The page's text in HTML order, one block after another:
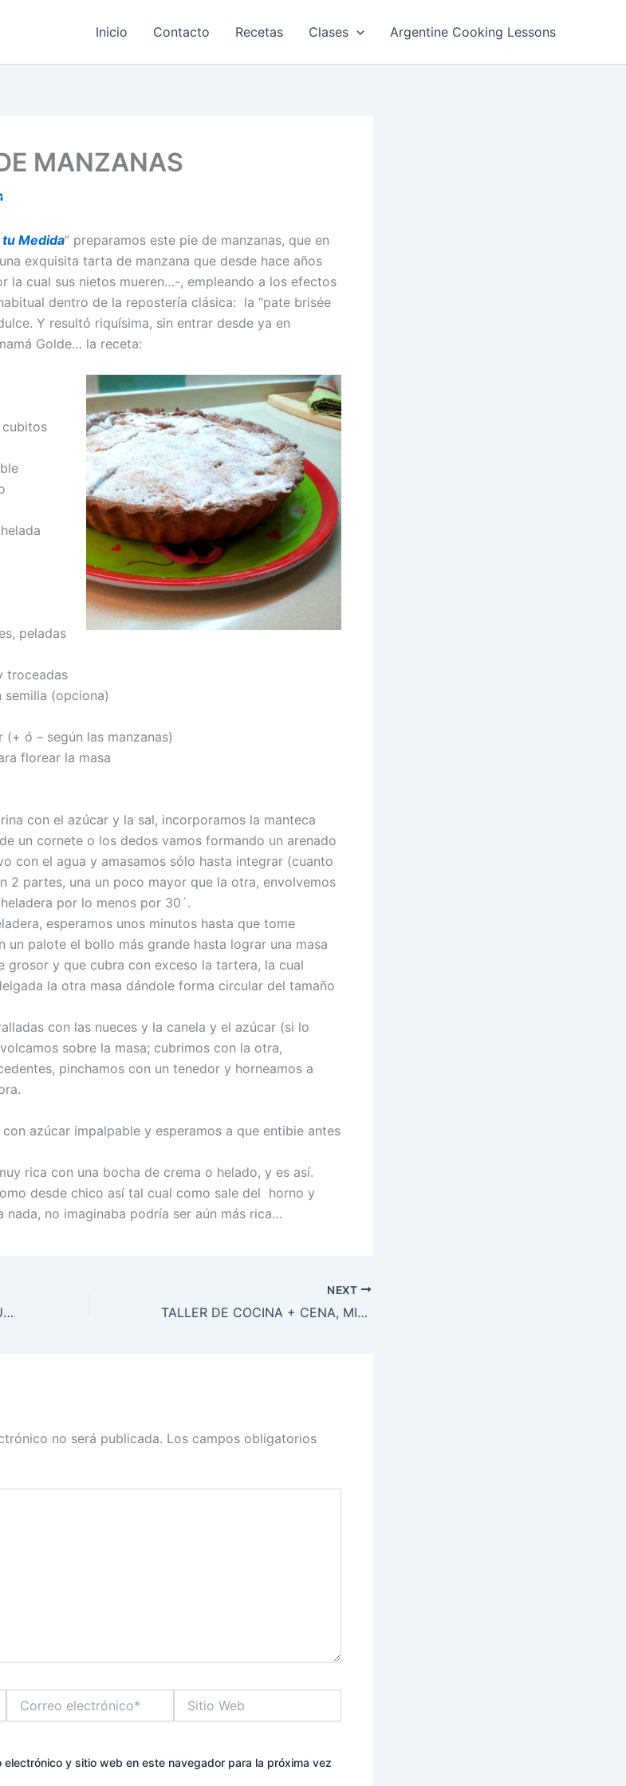
Inicio Contacto Recetas Clases Argentine Cooking Lessons
MANZANAS
tu Medida” preparamos este pie de manzanas, que en
exquisita tarta de manzana que desde hace años
la cual sus nietos mueren…-, empleando a los efectos
dentro de la repostería clásica: la “pate brisée
Y resultó riquísima, sin entrar desde ya en
Golde… la receta:
cubitos
peladas
troceadas
(opciona)
ó – según las manzanas)
florear la masa
con el azúcar y la sal, incorporamos la manteca
un cornete o los dedos vamos formando un arenado
con el agua y amasamos sólo hasta integrar (cuanto
2 partes, una un poco mayor que la otra, envolvemos
por lo menos por 30´.
esperamos unos minutos hasta que tome
un palote el bollo más grande hasta lograr una masa
y que cubra con exceso la tartera, la cual
la otra masa dándole forma circular del tamaño
con las nueces y la canela y el azúcar (si lo
sobre la masa; cubrimos con la otra,
pinchamos con un tenedor y horneamos a
azúcar impalpable y esperamos a que entibie antes
rica con una bocha de crema o helado, y es así.
desde chico así tal cual como sale del horno y
nada, no imaginaba podría ser aún más rica…
SOUFFLÉ DE CALABAZA, YOGUR Y PARMESANO: SENCILLO, LIVIANO Y SABROSO
NEXT
TALLER DE COCINA + CENA, MIÉRCOLES 02 DE ABRIL
no será publicada. Los campos obligatorios
electrónico*
Web
electrónico y sitio web en este navegador para la próxima vez